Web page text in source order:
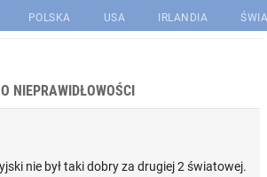
POLSKA USA IRLANDIA
NIEPRAWIDŁOWOŚCI
nie był taki dobry za drugiej 2 światowej.